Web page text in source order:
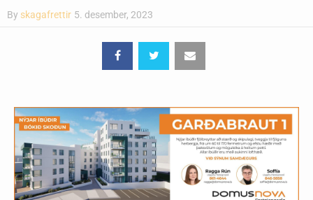
Ljósmyndasafn
By skagafrettir 5. desember, 2023